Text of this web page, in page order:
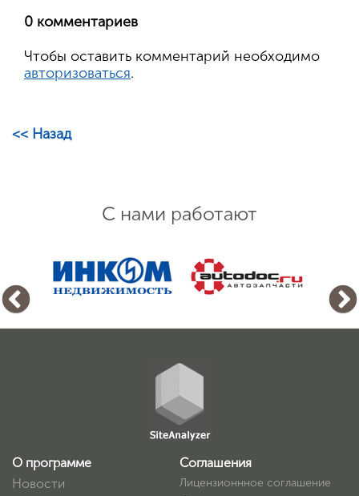
0 комментариев
Чтобы оставить комментарий необходимо
авторизоваться.
<< Назад
С нами работают
О программе
Новости
Соглашения
Лицензионнное соглашение